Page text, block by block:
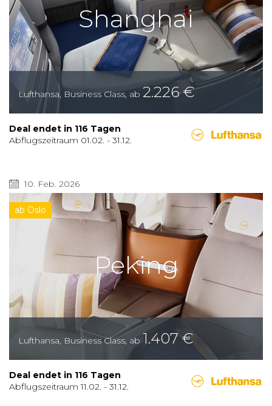
Shanghai
Lufthansa, Business Class, ab 2.226€
Deal endet in 116 Tagen
Abflugszeitraum 01.02. - 31.12.
10. Feb. 2026
ab Oslo
Peking
Lufthansa, Business Class, ab 1.407 €
Deal endet in 116 Tagen
Abflugszeitraum11.02. - 31.12.